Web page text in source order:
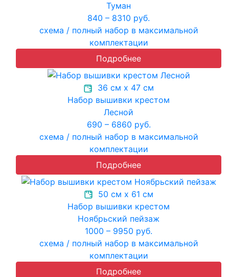
Туман
840 – 8310 руб.
схема / полный набор в максимальной
комплектации
Подробнее
36 см х 47 см
Набор вышивки крестом
Лесной
690 – 6860 руб.
схема / полный набор в максимальной
комплектации
Подробнее
50 см х 61 см
Набор вышивки крестом
Ноябрьский пейзаж
1000 – 9950 руб.
схема / полный набор в максимальной
комплектации
Подробнее